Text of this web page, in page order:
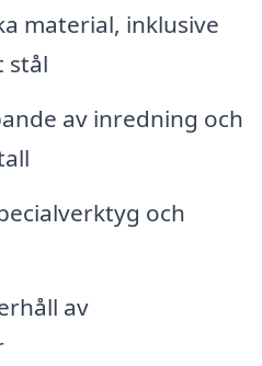
material, inklusive
stål
av inredning och
och
av